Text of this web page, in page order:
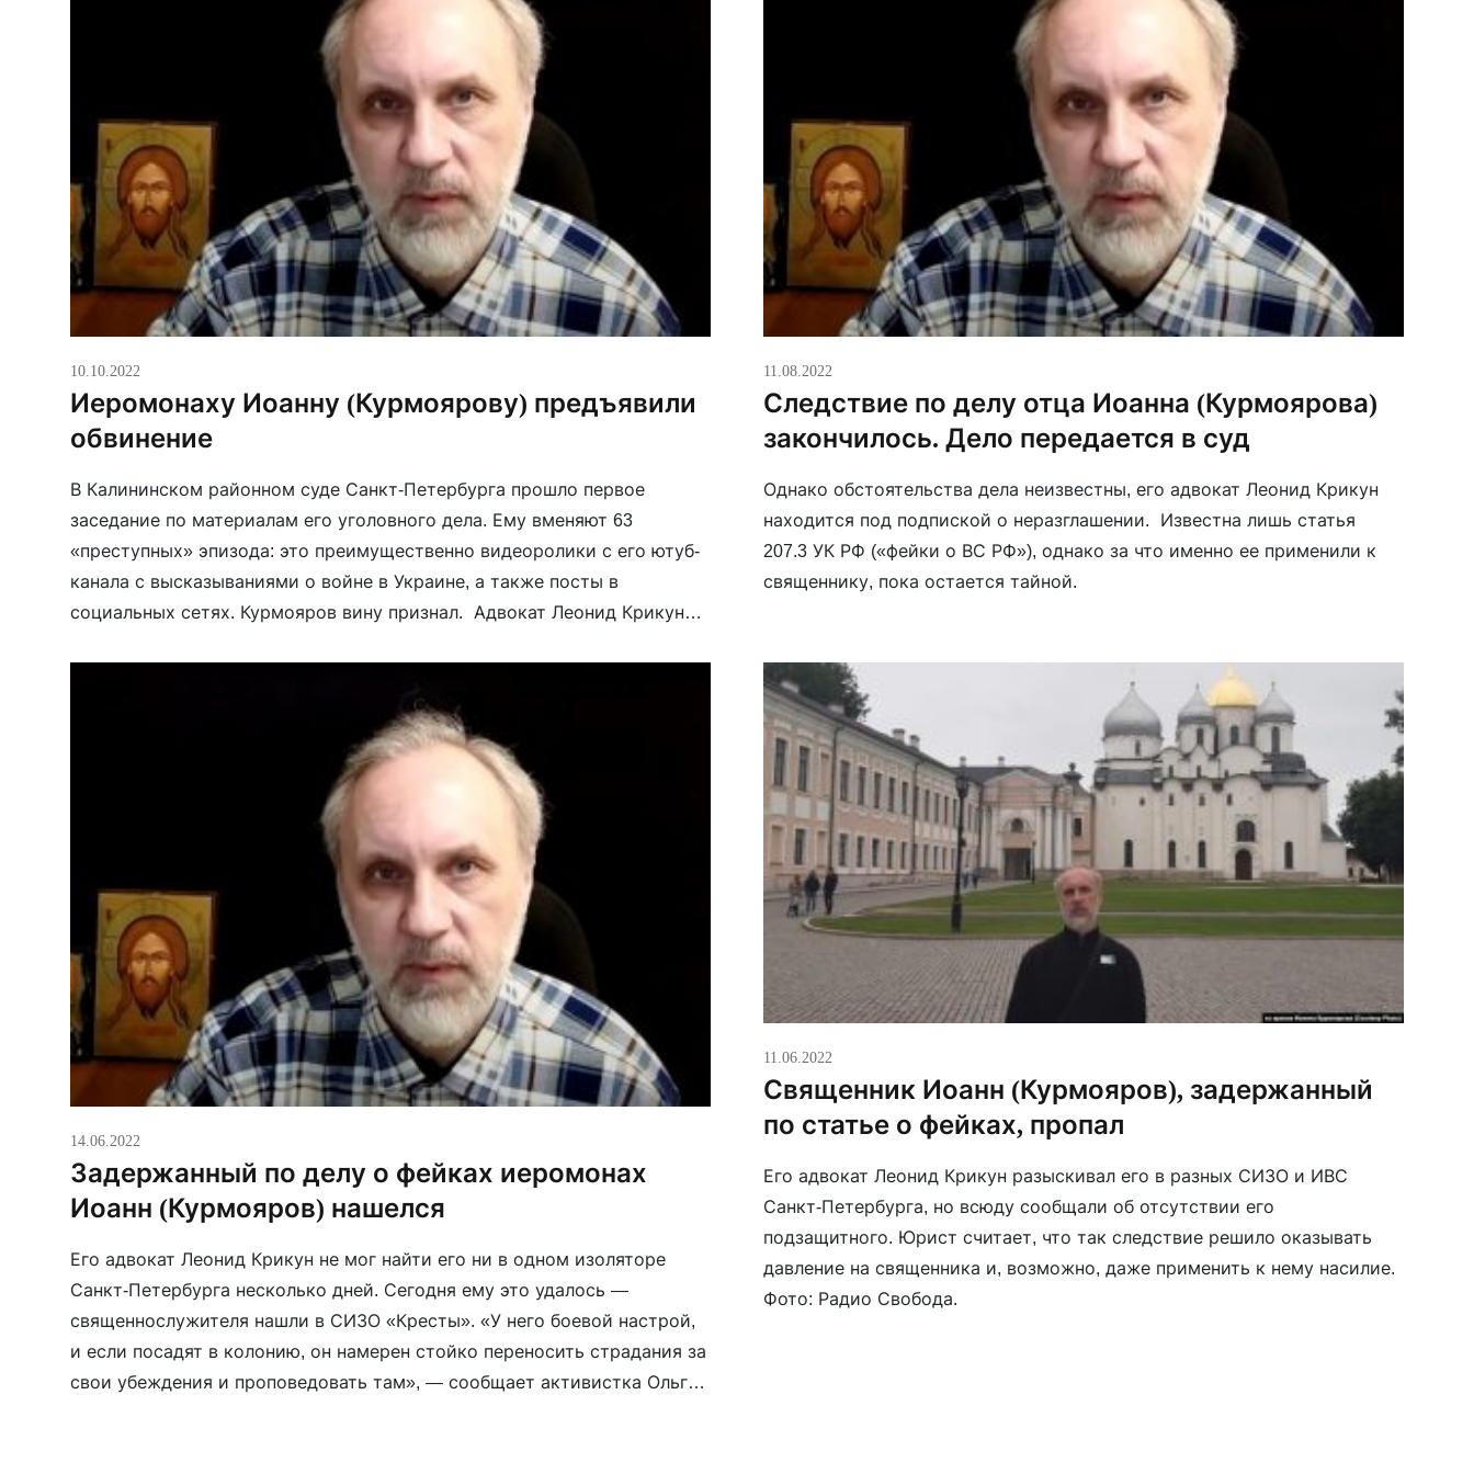
10.10.2022
Иеромонаху Иоанну (Курмоярову) предъявили
обвинение
В Калининском районном суде Санкт-Петербурга прошло первое
заседание по материалам его уголовного дела. Ему вменяют 63
«преступных» эпизода: это преимущественно видеоролики с его ютуб-
канала с высказываниями о войне в Украине, а также посты в
социальных сетях. Курмояров вину признал. Адвокат Леонид Крикун
11.08.2022
Следствие по делу отца Иоанна (Курмоярова)
закончилось. Дело передается в суд
Однако обстоятельства дела неизвестны, его адвокат Леонид Крикун
находится под подпиской о неразглашении. Известна лишь статья
207.3 УК РФ («фейки о ВС РФ»), однако за что именно ее применили к
священнику, пока остается тайной.
14.06.2022
Задержанный по делу о фейках иеромонах
Иоанн (Курмояров) нашелся
Его адвокат Леонид Крикун не мог найти его ни в одном изоляторе
Санкт-Петербурга несколько дней. Сегодня ему это удалось —
священнослужителя нашли в СИЗО «Кресты». «У него боевой настрой,
и если посадят в колонию, он намерен стойко переносить страдания за
свои убеждения и проповедовать там», — сообщает активистка Ольга
11.06.2022
Священник Иоанн (Курмояров), задержанный
по статье о фейках, пропал
Его адвокат Леонид Крикун разыскивал его в разных СИЗО и ИВС
Санкт-Петербурга, но всюду сообщали об отсутствии его
подзащитного. Юрист считает, что так следствие решило оказывать
давление на священника и, возможно, даже применить к нему насилие.
Фото: Радио Свобода.